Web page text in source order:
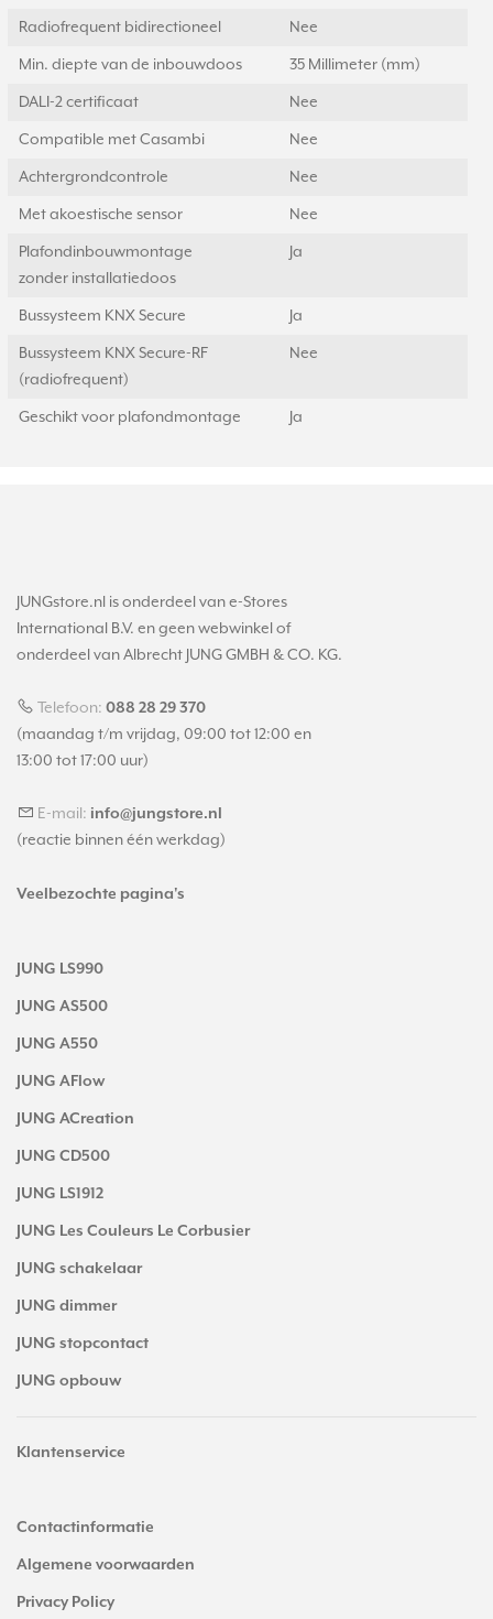
Radiofrequent bidirectioneel Nee
Min. diepte van de inbouwdoos 35 Millimeter (mm)
DALI-2 certificaat Nee
Compatible met Casambi Nee
Achtergrondcontrole Nee
Met akoestische sensor Nee
Plafondinbouwmontage
zonder installatiedoos
Ja
Bussysteem KNX Secure Ja
Bussysteem KNX Secure-RF
(radiofrequent)
Nee
Geschikt voor plafondmontage Ja
JUNGstore.nl is onderdeel van e-Stores
International B.V. en geen webwinkel of
onderdeel van Albrecht JUNG GMBH & CO. KG.
Telefoon: 088 28 29 370
(maandag t/m vrijdag, 09:00 tot 12:00 en
13:00 tot 17:00 uur)
E-mail: info@jungstore.nl
(reactie binnen één werkdag)
Veelbezochte pagina's
JUNG LS990
JUNG AS500
JUNG A550
JUNG AFlow
JUNG ACreation
JUNG CD500
JUNG LS1912
JUNG Les Couleurs Le Corbusier
JUNG schakelaar
JUNG dimmer
JUNG stopcontact
JUNG opbouw
Klantenservice
Contactinformatie
Algemene voorwaarden
Privacy Policy